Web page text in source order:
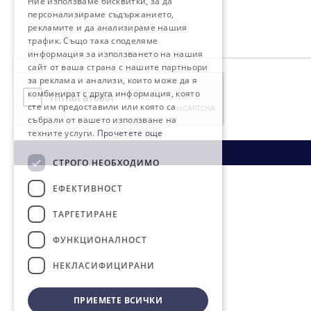
персонализираме съдържанието,
рекламите и да анализираме нашия
трафик. Също така споделяме
информация за използването на нашия
сайт от ваша страна с нашите партньори
за реклама и анализи, които може да я
комбинират с друга информация, която
сте им предоставили или която са
събрали от вашето използване на
техните услуги. Прочетете още
СТРОГО НЕОБХОДИМО
ЕФЕКТИВНОСТ
ТАРГЕТИРАНЕ
ФУНКЦИОНАЛНОСТ
НЕКЛАСИФИЦИРАНИ
ПРИЕМЕТЕ ВСИЧКИ